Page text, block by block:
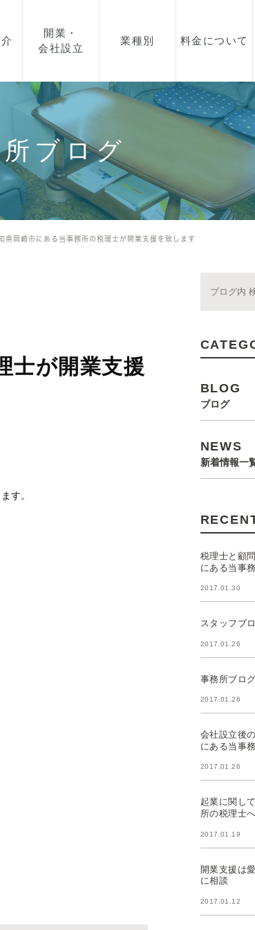
開業・
会社設立
開業・起業・会社設立を
お考えの方へ
会社設立の流れ
顧問契約について
助成金について
業種別
飲食業
美容・エステ
製造業
IT事業
建築業
不動産
料金について
事
ス
ブログ
県岡崎市にある当事務所の税理士が開業支援を致します
士が開業支援
す。
BLOG
ブログ
NEWS
新着情報一
税理士と顧
にある当事
2017.01.30
スタッフブ
2017.01.26
事務所ブログ
2017.01.26
会社設立後
にある当事
2017.01.26
起業に関し
所の税理士へ
2017.01.19
開業支援は
に相談
2017.01.12